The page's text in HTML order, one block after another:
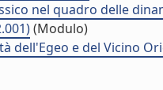
nel quadro delle
(Modulo)
dell'Egeo e del Vicino